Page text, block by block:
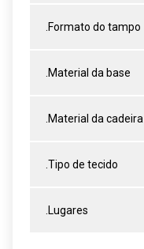
.Formato do tampo
.Material da base
.Material da cadeira
.Tipo de tecido
.Lugares